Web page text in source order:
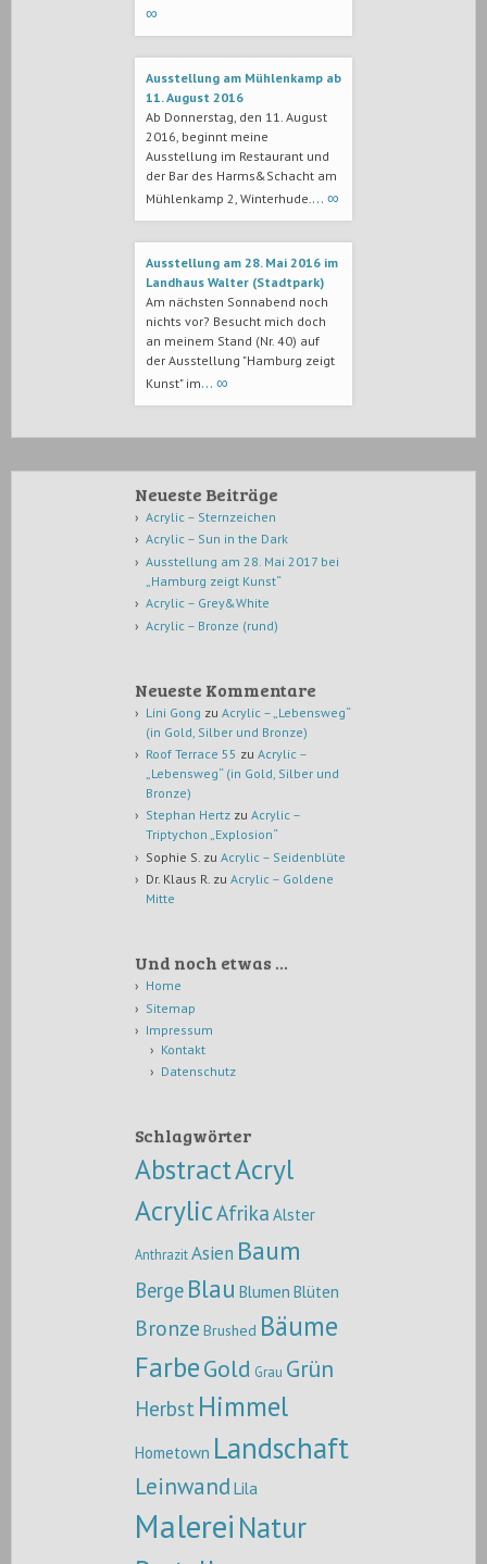
∞
Ausstellung am Mühlenkamp ab
11. August 2016
Ab Donnerstag, den 11. August
2016, beginnt meine
Ausstellung im Restaurant und
der Bar des Harms&Schacht am
Mühlenkamp 2, Winterhude. … ∞
Ausstellung am 28. Mai 2016 im
Landhaus Walter (Stadtpark)
Am nächsten Sonnabend noch
nichts vor? Besucht mich doch
an meinem Stand (Nr. 40) auf
der Ausstellung "Hamburg zeigt
Kunst" im… ∞
Neueste Beiträge
Acrylic – Sternzeichen
Acrylic – Sun in the Dark
Ausstellung am 28. Mai 2017 bei
„Hamburg zeigt Kunst“
Acrylic – Grey&White
Acrylic – Bronze (rund)
Neueste Kommentare
Lini Gong zu Acrylic – „Lebensweg“
(in Gold, Silber und Bronze)
Roof Terrace 55 zu Acrylic –
„Lebensweg“ (in Gold, Silber und
Bronze)
Stephan Hertzzu Acrylic –
Triptychon „Explosion“
Sophie S. zu Acrylic – Seidenblüte
Dr. Klaus R.zu Acrylic – Goldene
Mitte
Und noch etwas …
Home
Sitemap
Impressum
Kontakt
Datenschutz
Schlagwörter
AbstractAcryl
AcrylicAfrika Alster
AnthrazitAsien Baum
Berge Blau Blumen Blüten
Bronze Brushed Bäume
FarbeGold Grau Grün
Herbst Himmel
Hometown Landschaft
Leinwand Lila
Malerei Natur